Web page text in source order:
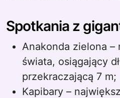
Spotkania z
Anakonda zielona –
świata, osiągający
przekraczającą 7 m;
Kapibary –